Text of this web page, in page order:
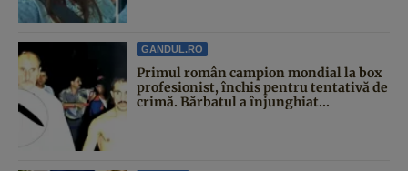
GANDUL.RO
Primul român campion mondial la box
profesionist, închis pentru tentativă de
crimă. Bărbatul a înjunghiat...